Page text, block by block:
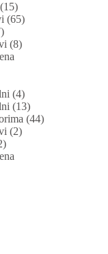
(65)
(8)
(4)
(13)
(44)
(2)